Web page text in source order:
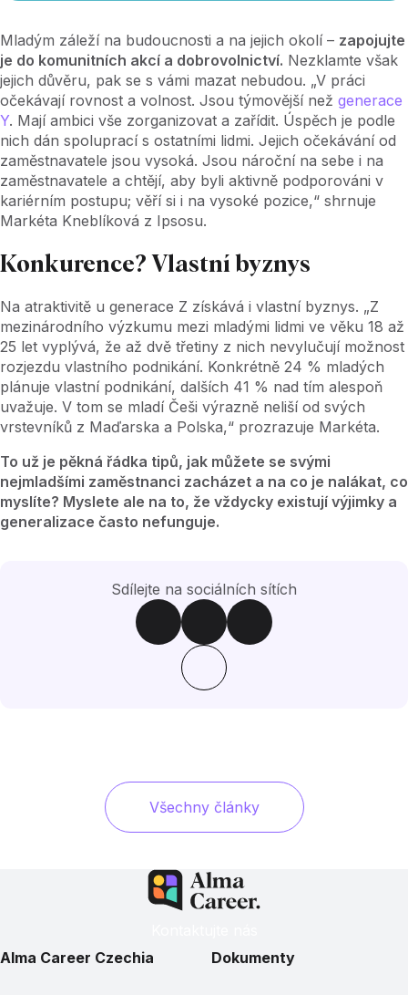
Mladým záleží na budoucnosti a na jejich okolí – zapojujte
je do komunitních akcí a dobrovolnictví. Nezklamte však
jejich důvěru, pak se s vámi mazat nebudou. „V práci
očekávají rovnost a volnost. Jsou týmovější než generace
Y. Mají ambici vše zorganizovat a zařídit. Úspěch je podle
nich dán spoluprací s ostatními lidmi. Jejich očekávání od
zaměstnavatele jsou vysoká. Jsou nároční na sebe i na
zaměstnavatele a chtějí, aby byli aktivně podporováni v
kariérním postupu; věří si i na vysoké pozice,“ shrnuje
Markéta Kneblíková z Ipsosu.
Konkurence? Vlastní byznys
Na atraktivitě u generace Z získává i vlastní byznys. „Z
mezinárodního výzkumu mezi mladými lidmi ve věku 18 až
25 let vyplývá, že až dvě třetiny z nich nevylučují možnost
rozjezdu vlastního podnikání. Konkrétně 24 % mladých
plánuje vlastní podnikání, dalších 41 % nad tím alespoň
uvažuje. V tom se mladí Češi výrazně neliší od svých
vrstevníků z Maďarska a Polska,“ prozrazuje Markéta.
To už je pěkná řádka tipů, jak můžete se svými
nejmladšími zaměstnanci zacházet a na co je nalákat, co
myslíte? Myslete ale na to, že vždycky existují výjimky a
generalizace často nefunguje.
Sdílejte na sociálních sítích
Všechny články
Alma Career Czechia
Dokumenty